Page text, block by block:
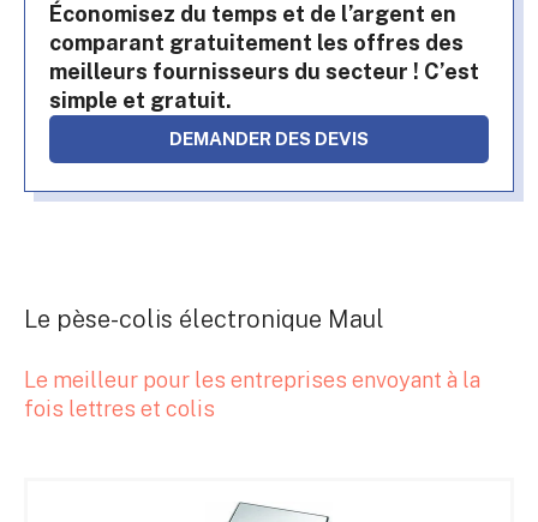
Économisez du temps et de l’argent en
comparant gratuitement les offres des
meilleurs fournisseurs du secteur ! C’est
simple et gratuit.
DEMANDER DES DEVIS
Le pèse-colis électronique Maul
Le meilleur pour les entreprises envoyant à la
fois lettres et colis